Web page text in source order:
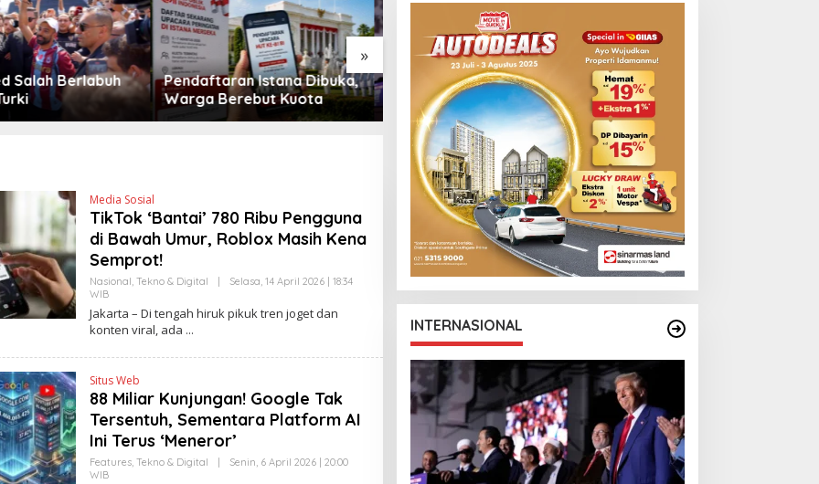
»
Istana Dibuka,
Kuota
Suara Arab Michigan Ubah
Peta Politik AS
Debut Manis Jeremy
Monga Bersama
Manchester City
Media Sosial
TikTok ‘Bantai’ 780 Ribu Pengguna
di Bawah Umur, Roblox Masih Kena
Semprot!
Nasional, Tekno & Digital |
Selasa, 14 April 2026 | 18:34
WIBO
E
H
E
D
A
N
E
S
L
Jakarta – Di tengah hiruk pikuk tren joget dan
konten viral, ada
Situs Web
88 Miliar Kunjungan! Google Tak
Tersentuh, Sementara Platform AI
Ini Terus ‘Meneror’
Features, Tekno & Digital |
Senin, 6 April 2026 | 20:00
WIBO
INTERNASIONAL